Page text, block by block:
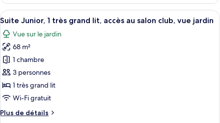
accès
au
salon
club,
vue
océan
(Balcony)
type
de
Suite,
chambre,
accès
au
salon
club,
vue
(Balcony)
Afficher
toutes
les
photos
pour
ce
type
de
chambre :
Suite
Un balcon avec une table préparée
5
Suite Junior, 1 très grand lit, accès au salon club, vue jardin
Vue sur le jardin
68 m²
1 chambre
3 personnes
1 très grand lit
Wi-Fi gratuit
Plus de détails
Plus